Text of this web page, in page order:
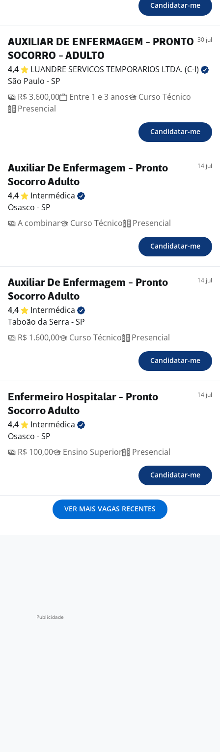
Candidatar-me
AUXILIAR DE ENFERMAGEM - PRONTO
SOCORRO - ADULTO
30 jul
4,4 LUANDRE SERVICOS TEMPORARIOS LTDA. (C-I)
São Paulo - SP
R$ 3.600,00
Entre 1 e 3 anos
Curso Técnico
Presencial
Candidatar-me
Auxiliar De Enfermagem - Pronto
Socorro Adulto
14 jul
4,4
Intermédica
Osasco - SP
A combinar
Curso Técnico Presencial
Candidatar-me
Auxiliar De Enfermagem - Pronto
Socorro Adulto
14 jul
4,4
Intermédica
Taboão da Serra - SP
R$ 1.600,00
Curso Técnico Presencial
Candidatar-me
Enfermeiro Hospitalar - Pronto
Socorro Adulto
14 jul
4,4
Intermédica
Osasco - SP
R$ 100,00
Ensino Superior Presencial
Candidatar-me
VER MAIS VAGAS RECENTES